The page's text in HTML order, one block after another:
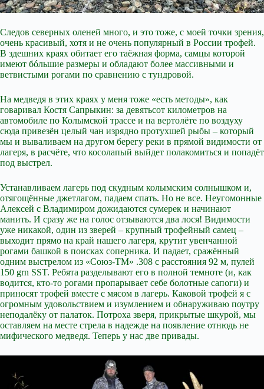
Следов северных оленей много, и это тоже, с моей точки зрения,
очень красивый, хотя и не очень популярный в России трофей.
В здешних краях обитает его таёжная форма, самцы которой
имеют бóльшие размеры и обладают более массивными и
ветвистыми рогами по сравнению с тундровой.
На медведя в этих краях у меня тоже «есть методы», как
говаривал Костя Сапрыкин: за девятьсот километров на
автомобиле по Колымской трассе и на вертолёте по воздуху
сюда привезён целый чан изрядно протухшей рыбы – который
мы и вываливаем на другом берегу реки в прямой видимости от
лагеря, в расчёте, что косолапый выйдет полакомиться и попадёт
под выстрел.
Устанавливаем лагерь под скудным колымским солнышком и,
отягощённые джетлагом, падаем спать. Но не все. Неугомонные
Алексей с Владимиром дожидаются сумерек и начинают
манить. И сразу же на голос отзываются два лося! Видимости
уже никакой, один из зверей – крупный трофейный самец –
выходит прямо на край нашего лагеря, крутит увенчанной
рогами башкой в поисках соперника. И падает, сражённый
одним выстрелом из «Союз-ТМ» .308 с расстояния 92 м, пулей
150 grn SST. Ребята разделывают его в полной темноте (и, как
водится, кто-то рогами пропарывает себе болотные сапоги) и
приносят трофей вместе с мясом в лагерь. Каковой трофей я с
огромным удовольствием и изумлением и обнаруживаю поутру
неподалёку от палаток. Потроха зверя, прикрытые шкурой, мы
оставляем на месте стрела в надежде на появление отнюдь не
мифического медведя. Теперь у нас две привады.